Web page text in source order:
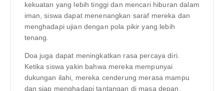
kekuatan yang lebih tinggi dan mencari hiburan dalam
iman, siswa dapat menenangkan saraf mereka dan
menghadapi ujian dengan pola pikir yang lebih
tenang.
Doa juga dapat meningkatkan rasa percaya diri.
Ketika siswa yakin bahwa mereka mempunyai
dukungan ilahi, mereka cenderung merasa mampu
dan siap menghadapi tantangan di masa depan.